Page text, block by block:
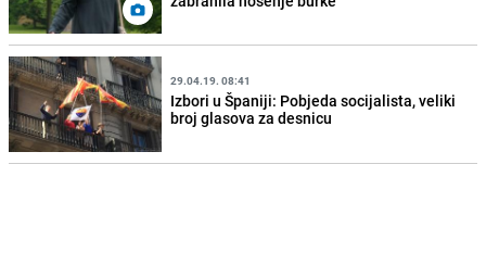
29.04.19. 08:41
Izbori u Španiji: Pobjeda socijalista, veliki
broj glasova za desnicu